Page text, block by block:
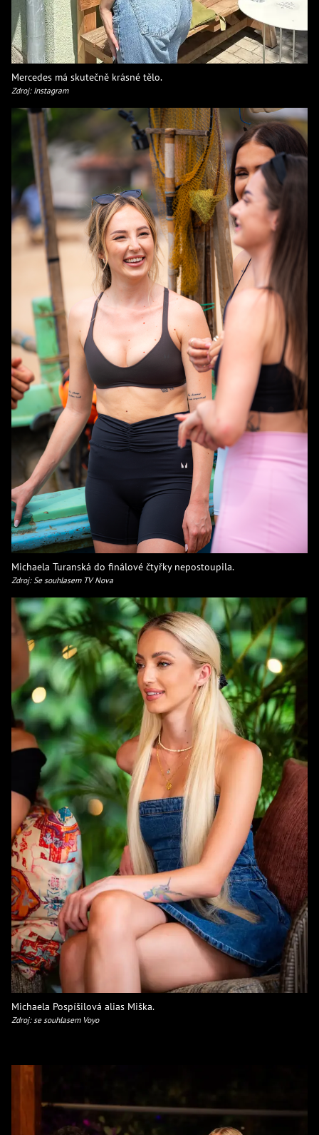
Mercedes má skutečně krásné tělo.
Zdroj: Instagram
Michaela Turanská do finálové čtyřky nepostoupila.
Zdroj: Se souhlasem TV Nova
Michaela Pospíšilová alias Miška.
Zdroj: se souhlasem Voyo